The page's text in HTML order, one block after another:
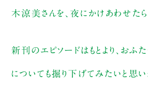
木涼美さんを、夜にかけあわせた
新刊のエピソードはもとより、おふ
についても掘り下げてみたいと思い